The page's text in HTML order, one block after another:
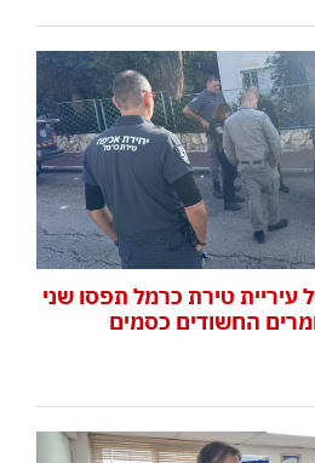
עיריית טירת כרמל תפסו שני
החשודים כסמים